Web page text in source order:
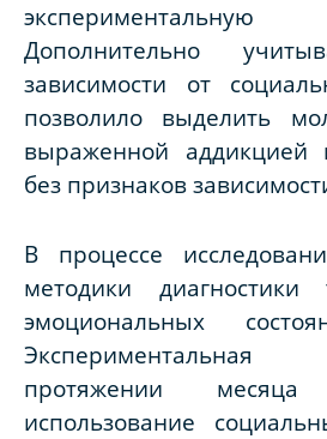
Дополнительно
зависимости от
позволило выделить
выраженной аддикцией
без признаков
В процессе
методики диагностики
эмоциональных
протяжении месяца
использование